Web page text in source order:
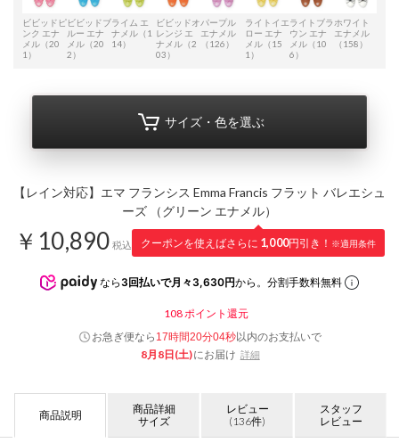
ビビッドピ
ンク エナ
メル（20
1）
ビビッドブ
ルー エナ
メル（20
2）
ライム エ
ナメル（1
14）
ビビッドオ
レンジ エ
ナメル（2
03）
パープル
エナメル
（126）
ライトイエ
ロー エナ
メル（15
1）
ライトブラ
ウン エナ
メル（10
6）
ホワイト
エナメル
（158）
サイズ・色を選ぶ
【レイン対応】エマ フランシス Emma Francis フラット バレエシュ
ーズ （グリーン エナメル）
￥10,890 税込 クーポンを使えばさらに 1,000円引き！ ※適用条件
なら 3回払いで月々3,630円から。分割手数料無料
108ポイント還元
お急ぎ便なら 17時間20分03秒以内のお支払いで
8月8日(土)にお届け 詳細
商品説明
商品詳細
サイズ
レビュー
(136件)
スタッフ
レビュー